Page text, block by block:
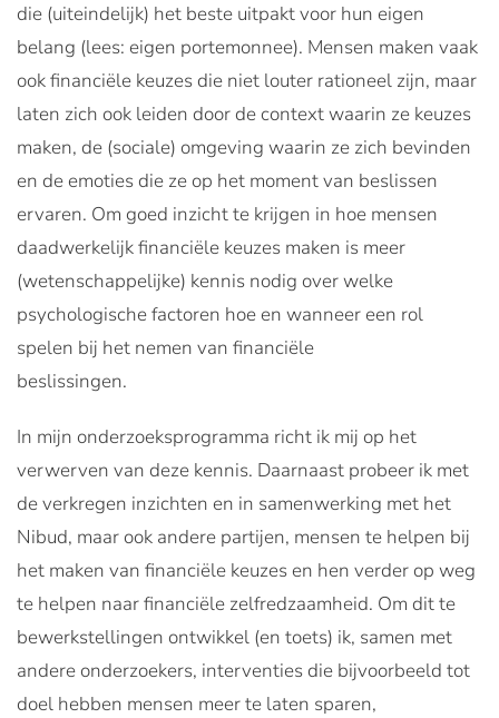
die (uiteindelijk) het beste uitpakt voor hun eigen
belang (lees: eigen portemonnee). Mensen maken vaak
ook financiële keuzes die niet louter rationeel zijn, maar
laten zich ook leiden door de context waarin ze keuzes
maken, de (sociale) omgeving waarin ze zich bevinden
en de emoties die ze op het moment van beslissen
ervaren. Om goed inzicht te krijgen in hoe mensen
daadwerkelijk financiële keuzes maken is meer
(wetenschappelijke) kennis nodig over welke
psychologische factoren hoe en wanneer een rol
spelen bij het nemen van financiële
beslissingen.
In mijn onderzoeksprogramma richt ik mij op het
verwerven van deze kennis. Daarnaast probeer ik met
de verkregen inzichten en in samenwerking met het
Nibud, maar ook andere partijen, mensen te helpen bij
het maken van financiële keuzes en hen verder op weg
te helpen naar financiële zelfredzaamheid. Om dit te
bewerkstellingen ontwikkel (en toets) ik, samen met
andere onderzoekers, interventies die bijvoorbeeld tot
doel hebben mensen meer te laten sparen,